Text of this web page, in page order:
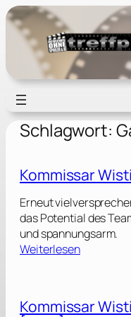
Zum
Inhalt
springen
Schlagwort:
Kommissar
Erneut
das Potential des
und spannungsarm.
Weiterlesen:
m
Kommissar